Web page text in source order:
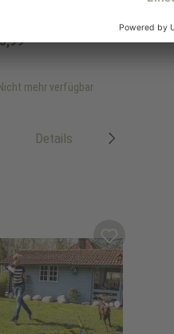
Nicht mehr verfügbar
Details